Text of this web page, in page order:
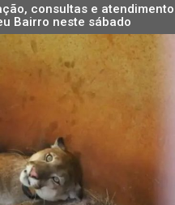
consultas e atendimento
Bairro neste sábado